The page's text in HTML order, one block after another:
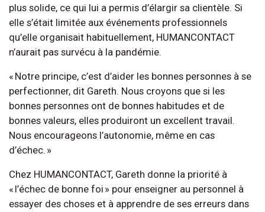
plus solide, ce qui lui a permis d’élargir sa clientèle. Si
elle s’était limitée aux événements professionnels
qu’elle organisait habituellement, HUMANCONTACT
n’aurait pas survécu à la pandémie.
« Notre principe, c’est d’aider les bonnes personnes à se
perfectionner, dit Gareth. Nous croyons que si les
bonnes personnes ont de bonnes habitudes et de
bonnes valeurs, elles produiront un excellent travail.
Nous encourageons l’autonomie, même en cas
d’échec. »
Chez HUMANCONTACT, Gareth donne la priorité à
« l’échec de bonne foi » pour enseigner au personnel à
essayer des choses et à apprendre de ses erreurs dans